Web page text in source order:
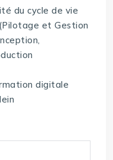
du cycle de vie
et Gestion
digitale